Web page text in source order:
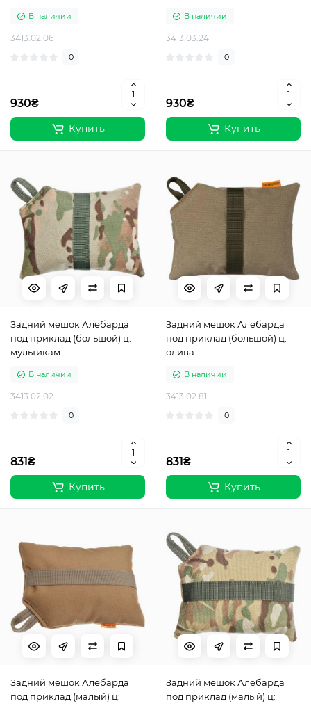
В наличии
3413.02.06
0
930₴
Купить
В наличии
3413.03.24
0
930₴
Купить
Задний мешок Алебарда
под приклад (большой) ц:
мультикам
В наличии
3413.02.02
0
831₴
Купить
Задний мешок Алебарда
под приклад (большой) ц:
олива
В наличии
3413.02.81
0
831₴
Купить
Задний мешок Алебарда
под приклад (малый) ц:
Задний мешок Алебарда
под приклад (малый) ц: